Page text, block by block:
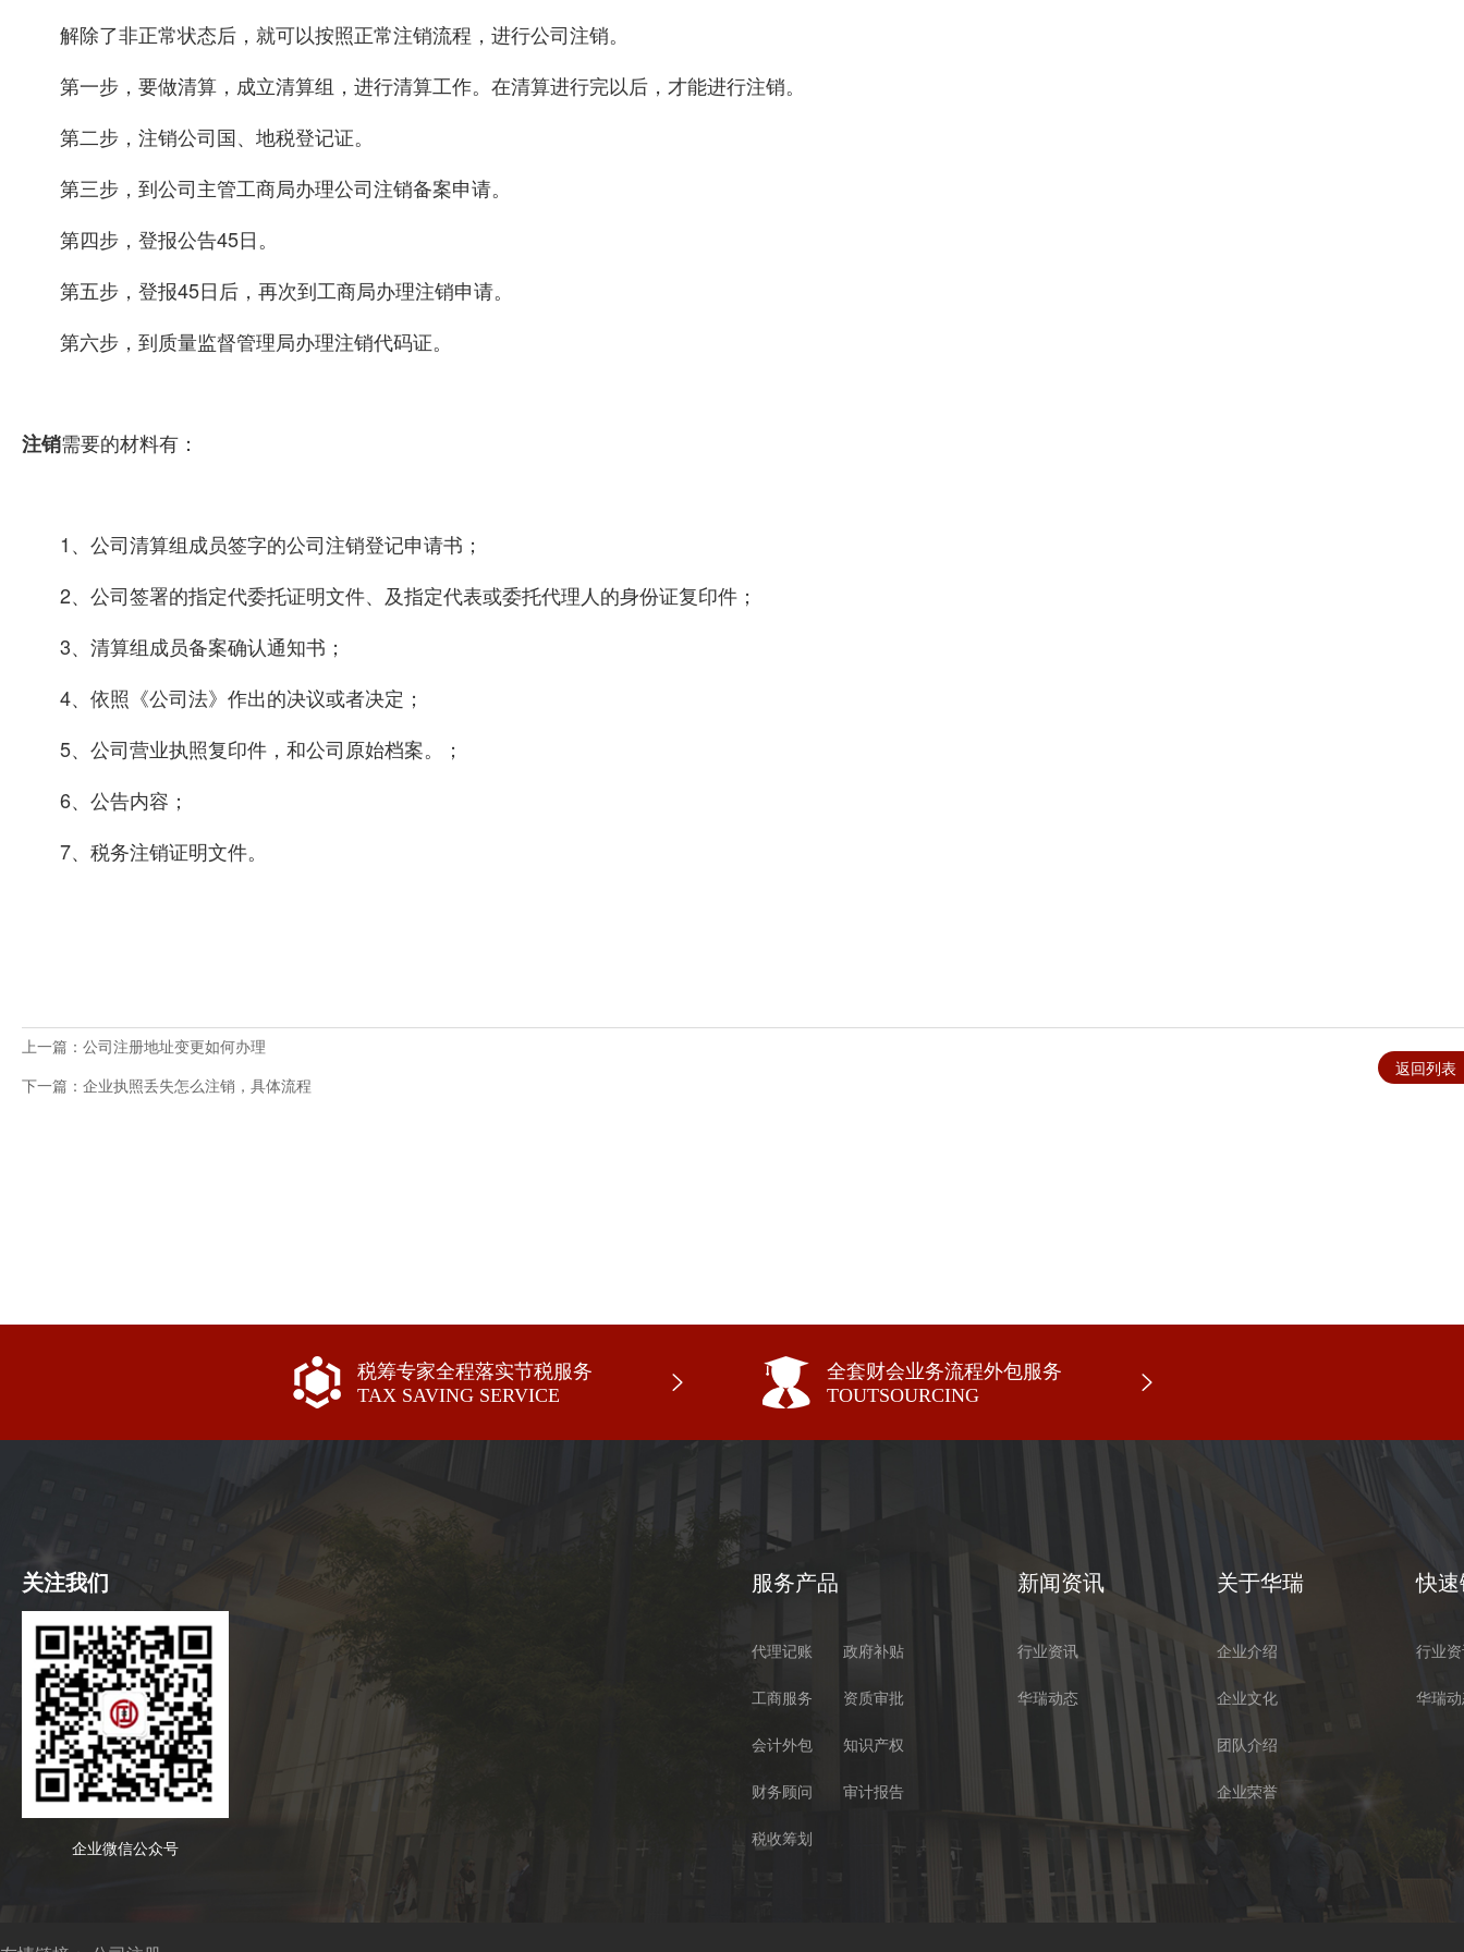
解除了非正常状态后，就可以按照正常注销流程，进行公司注销。
第一步，要做清算，成立清算组，进行清算工作。在清算进行完以后，才能进行注销。
第二步，注销公司国、地税登记证。
第三步，到公司主管工商局办理公司注销备案申请。
第四步，登报公告45日。
第五步，登报45日后，再次到工商局办理注销申请。
第六步，到质量监督管理局办理注销代码证。
注销需要的材料有：
1、公司清算组成员签字的公司注销登记申请书；
2、公司签署的指定代委托证明文件、及指定代表或委托代理人的身份证复印件；
3、清算组成员备案确认通知书；
4、依照《公司法》作出的决议或者决定；
5、公司营业执照复印件，和公司原始档案。；
6、公告内容；
7、税务注销证明文件。
上一篇：公司注册地址变更如何办理
下一篇：企业执照丢失怎么注销，具体流程
返回列表
税筹专家全程落实节税服务
TAX SAVING SERVICE
全套财会业务流程外包服务
TOUTSOURCING
关注我们
企业微信公众号
服务产品
代理记账 政府补贴
工商服务 资质审批
会计外包 知识产权
财务顾问 审计报告
税收筹划
新闻资讯
行业资讯
华瑞动态
关于华瑞
企业介绍
企业文化
团队介绍
企业荣誉
快
行业
华瑞